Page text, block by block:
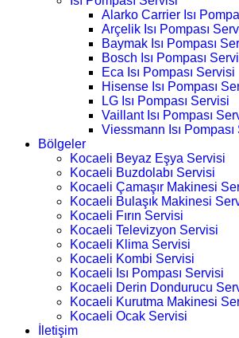
Alarko Carrier Isı
Arçelik Isı Pompası
Baymak Isı Pompası
Bosch Isı Pompası
Eca Isı Pompası Servisi
Hisense Isı Pompası
LG Isı Pompası Servisi
Vaillant Isı Pompası
Viessmann Isı Pompası
Bölgeler
Kocaeli Beyaz Eşya Servisi
Kocaeli Buzdolabı Servisi
Kocaeli Çamaşır Makinesi
Kocaeli Bulaşık Makinesi
Kocaeli Fırın Servisi
Kocaeli Televizyon Servisi
Kocaeli Klima Servisi
Kocaeli Kombi Servisi
Kocaeli Isı Pompası Servisi
Kocaeli Derin Dondurucu
Kocaeli Kurutma Makinesi
Kocaeli Ocak Servisi
İletişim